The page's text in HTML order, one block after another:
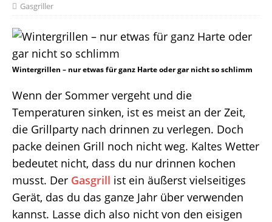
Gasgriller
Wintergrillen – nur etwas für ganz Harte oder gar nicht so schlimm
Wenn der Sommer vergeht und die
Temperaturen sinken, ist es meist an der Zeit,
die Grillparty nach drinnen zu verlegen. Doch
packe deinen Grill noch nicht weg. Kaltes Wetter
bedeutet nicht, dass du nur drinnen kochen
musst. Der Gasgrill ist ein äußerst vielseitiges
Gerät, das du das ganze Jahr über verwenden
kannst. Lasse dich also nicht von den eisigen